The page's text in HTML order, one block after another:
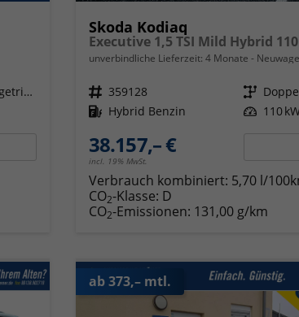
Doppelkupplungsgetriebe (DSG)
Skoda Kodiaq
unverbindliche Lieferzeit: 4 Monate
Fahrzeugnr. 359128 Getriebe
Kraftstoff Hybrid Benzin Leistung 110
38.157,– €
incl. 19% MwSt.
Verbrauch kombiniert: 5,70 l/
CO2-Klasse: D
CO2-Emissionen: 131,00 g/km
ab 373,– mtl.